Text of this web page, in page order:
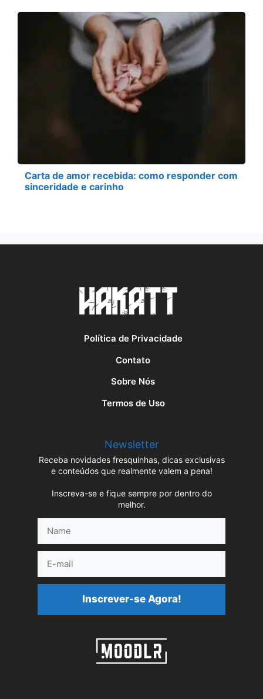
Carta de amor recebida: como responder com
sinceridade e carinho
Política de Privacidade
Contato
Sobre Nós
Termos de Uso
Newsletter
Receba novidades fresquinhas, dicas exclusivas
e conteúdos que realmente valem a pena!
Inscreva-se e fique sempre por dentro do
melhor.
mail
Inscrever-se Agora!